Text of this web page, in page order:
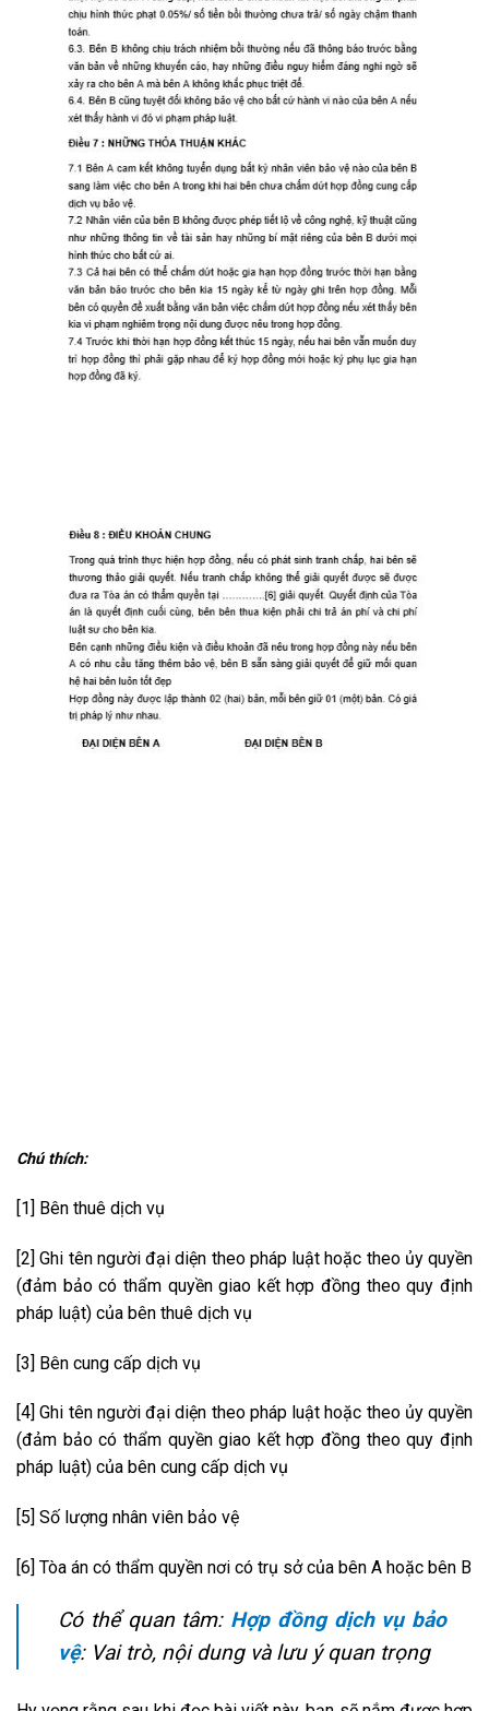
Chú thích:
[1] Bên thuê dịch vụ
[2] Ghi tên người đại diện theo pháp luật hoặc theo ủy quyền
(đảm bảo có thẩm quyền giao kết hợp đồng theo quy định
pháp luật) của bên thuê dịch vụ
[3] Bên cung cấp dịch vụ
[4] Ghi tên người đại diện theo pháp luật hoặc theo ủy quyền
(đảm bảo có thẩm quyền giao kết hợp đồng theo quy định
pháp luật) của bên cung cấp dịch vụ
[5] Số lượng nhân viên bảo vệ
[6] Tòa án có thẩm quyền nơi có trụ sở của bên A hoặc bên B
Có thể quan tâm: Hợp đồng dịch vụ bảo
vệ: Vai trò, nội dung và lưu ý quan trọng